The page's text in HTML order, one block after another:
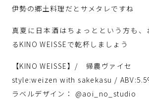
伊勢の郷土料理だとサメタレですね
真夏に日本酒はちょっとという方も、
るKINO WEISSEで乾杯しましょう
【KINO WEISSE】/ 帰農ヴァイセ
style:weizen with sakekasu /
ラベルデザイン： @aoi_no_studio